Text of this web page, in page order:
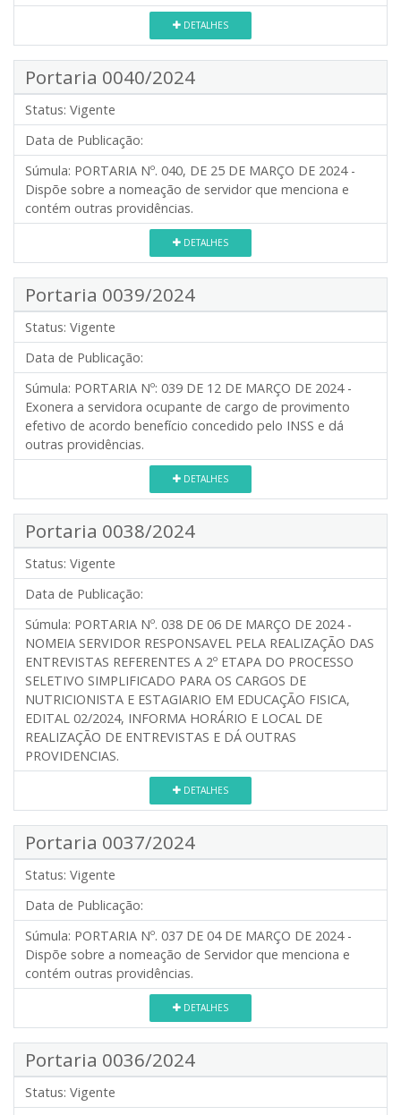
DETALHES
Portaria 0040/2024
Status: Vigente
Data de Publicação:
Súmula: PORTARIA Nº. 040, DE 25 DE MARÇO DE 2024 -
Dispõe sobre a nomeação de servidor que menciona e
contém outras providências.
DETALHES
Portaria 0039/2024
Status: Vigente
Data de Publicação:
Súmula: PORTARIA Nº: 039 DE 12 DE MARÇO DE 2024 -
Exonera a servidora ocupante de cargo de provimento
efetivo de acordo benefício concedido pelo INSS e dá
outras providências.
DETALHES
Portaria 0038/2024
Status: Vigente
Data de Publicação:
Súmula: PORTARIA Nº. 038 DE 06 DE MARÇO DE 2024 -
NOMEIA SERVIDOR RESPONSAVEL PELA REALIZAÇÃO DAS
ENTREVISTAS REFERENTES A 2º ETAPA DO PROCESSO
SELETIVO SIMPLIFICADO PARA OS CARGOS DE
NUTRICIONISTA E ESTAGIARIO EM EDUCAÇÃO FISICA,
EDITAL 02/2024, INFORMA HORÁRIO E LOCAL DE
REALIZAÇÃO DE ENTREVISTAS E DÁ OUTRAS
PROVIDENCIAS.
DETALHES
Portaria 0037/2024
Status: Vigente
Data de Publicação:
Súmula: PORTARIA Nº. 037 DE 04 DE MARÇO DE 2024 -
Dispõe sobre a nomeação de Servidor que menciona e
contém outras providências.
DETALHES
Portaria 0036/2024
Status: Vigente